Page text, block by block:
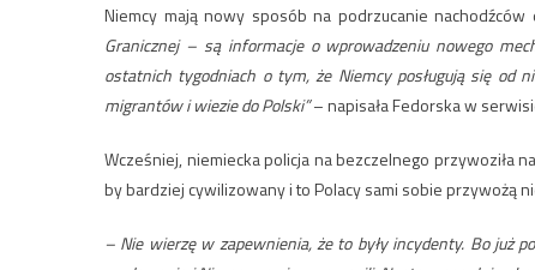
Niemcy mają nowy sposób na podrzucanie nachodźców
Granicznej – są informacje o wprowadzeniu nowego
ostatnich tygodniach o tym, że Niemcy posługują się od
migrantów i wiezie do Polski”– napisała Fedorska w
Wcześniej, niemiecka policja na bezczelnego przywoziła
by bardziej cywilizowany i to Polacy sami sobie przywożą
– Nie wierzę w zapewnienia, że to były incydenty. Bo już